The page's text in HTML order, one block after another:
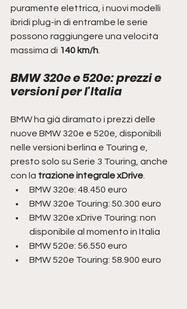
puramente elettrica, i nuovi modelli
ibridi plug-in di entrambe le serie
possono raggiungere una velocità
massima di 140 km/h.
BMW 320e e 520e: prezzi e
versioni per l'Italia
BMW ha già diramato i prezzi delle
nuove BMW 320e e 520e, disponibili
nelle versioni berlina e Touring e,
presto solo su Serie 3 Touring, anche
con la trazione integrale xDrive.
BMW 320e: 48.450 euro
BMW 320e Touring: 50.300 euro
BMW 320e xDrive Touring: non
disponibile al momento in Italia
BMW 520e: 56.550 euro
BMW 520e Touring: 58.900 euro